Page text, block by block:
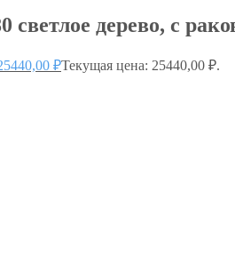
дерево, с
₽Текущая цена: 25440,00 ₽.